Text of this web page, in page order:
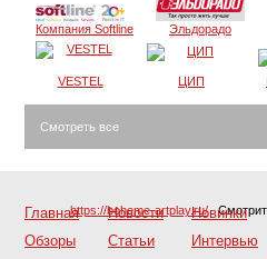
Компания Softline Эльдорадо
VESTEL ЦИП
Смотреть все
Главная Новости
Новинки
Обзоры
Статьи
Интервью
https://boheme-artplay.ru/.